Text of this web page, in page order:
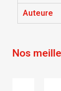
Nom de la
Vous
à votre liste
Auteure
Nos